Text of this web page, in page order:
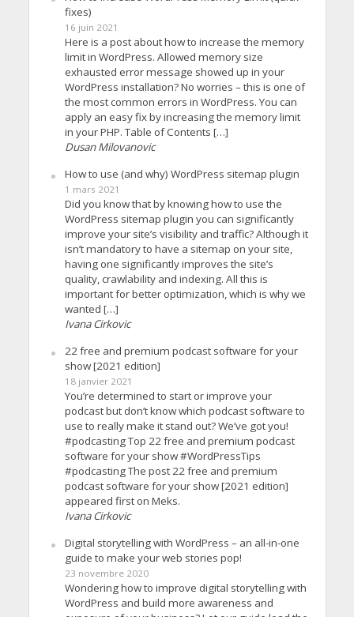
fixes)
16 juin 2021
Here is a post about how to increase the memory
limit in WordPress. Allowed memory size
exhausted error message showed up in your
WordPress installation? No worries – this is one of
the most common errors in WordPress. You can
apply an easy fix by increasing the memory limit
in your PHP. Table of Contents […]
Dusan Milovanovic
How to use (and why) WordPress sitemap plugin
1 mars 2021
Did you know that by knowing how to use the
WordPress sitemap plugin you can significantly
improve your site’s visibility and traffic? Although it
isn’t mandatory to have a sitemap on your site,
having one significantly improves the site’s
quality, crawlability and indexing. All this is
important for better optimization, which is why we
wanted […]
Ivana Cirkovic
22 free and premium podcast software for your
show [2021 edition]
18 janvier 2021
You’re determined to start or improve your
podcast but don’t know which podcast software to
use to really make it stand out? We’ve got you!
#podcasting Top 22 free and premium podcast
software for your show #WordPressTips
#podcasting The post 22 free and premium
podcast software for your show [2021 edition]
appeared first on Meks.
Ivana Cirkovic
Digital storytelling with WordPress – an all-in-one
guide to make your web stories pop!
23 novembre 2020
Wondering how to improve digital storytelling with
WordPress and build more awareness and